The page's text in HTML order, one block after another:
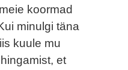
koormad
minulgi täna
kuule mu
et